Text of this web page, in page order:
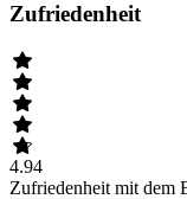
Zufriedenheit
4.94
Zufriedenheit mit dem